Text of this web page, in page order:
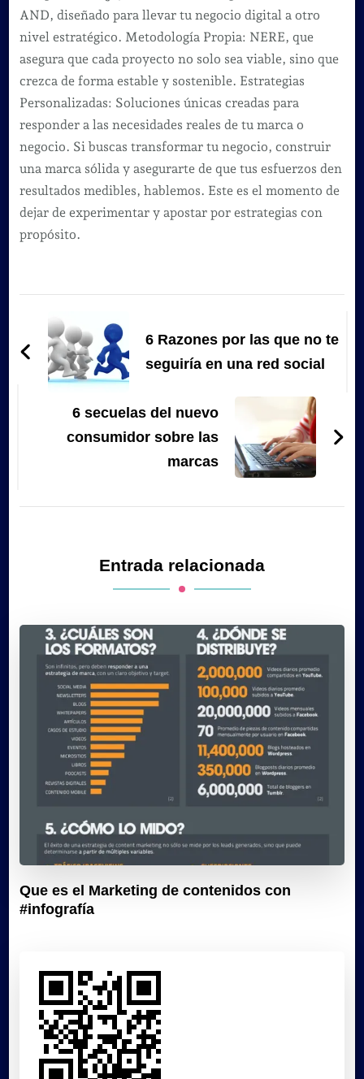
AND, diseñado para llevar tu negocio digital a otro
nivel estratégico. Metodología Propia: NERE, que
asegura que cada proyecto no solo sea viable, sino que
crezca de forma estable y sostenible. Estrategias
Personalizadas: Soluciones únicas creadas para
responder a las necesidades reales de tu marca o
negocio. Si buscas transformar tu negocio, construir
una marca sólida y asegurarte de que tus esfuerzos den
resultados medibles, hablemos. Este es el momento de
dejar de experimentar y apostar por estrategias con
propósito.
de
entradas
6 Razones por las que no te
seguiría en una red social
6 secuelas del nuevo
consumidor sobre las
marcas
Entrada relacionada
Que es el Marketing de contenidos con
#infografía